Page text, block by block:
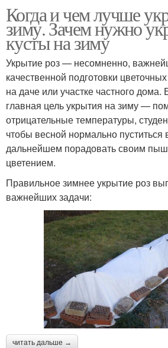
Когда и чем лучше
зиму. Зачем нужно
кусты на зиму
Укрытие роз — несомненно,
качественной подготовки
на даче или участке частного дома.
главная цель укрытия на зиму —
отрицательные температуры,
чтобы весной нормально пуститься
дальнейшем порадовать своим
цветением.
Правильное зимнее укрытие роз
важнейших задачи:
читать дальше →